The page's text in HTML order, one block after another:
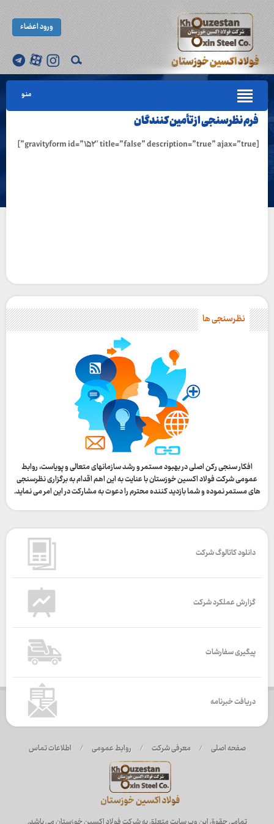
ورود اعضاء
منو
فرم نظرسنجی از تأمین کنندگان
[gravityform id=”۱۵۲″ title=”false” description=”true” ajax=”true”]
نظرسنجی ها
افکار سنجی رکن اصلی در بهبود مستمر و رشد سازمانهای متعالی و پویاست، روابط
عمومی شرکت فولاد اکسین خوزستان با عنایت به این اهم اقدام به برگزاری نظرسنجی
های مستمر نموده و شما بازدید کننده محترم را دعوت به مشارکت در این امر می نماید.
دانلود کاتالوگ شرکت
گزارش عملکرد شرکت
پیگیری سفارشات
دریافت خبرنامه
صفحه اصلی / معرفی شرکت / روابط عمومی / اطلاعات تماس